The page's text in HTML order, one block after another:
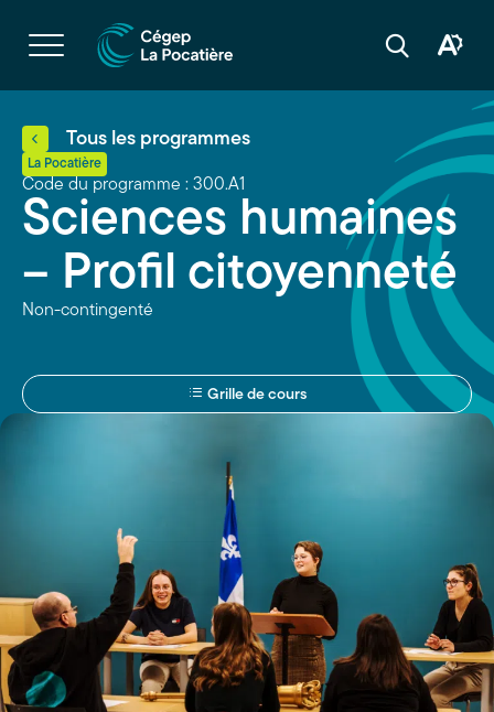
Ouvrir
la
navigation
Ouvrir
Ouvrir
Tous les programmes
La Pocatière
Code du programme : 300.A1
Sciences humaines
– Profil citoyenneté
Non-contingenté
Grille de cours